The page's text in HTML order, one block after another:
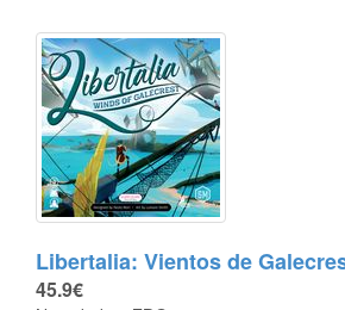
Libertalia: Vientos de
45.9€